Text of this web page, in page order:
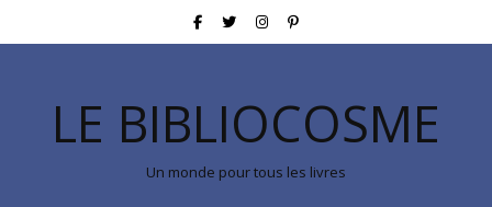
LE BIBLIOCOSME
Un monde pour tous les livres